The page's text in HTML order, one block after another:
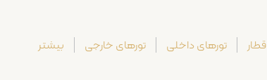
قطار تورهای داخلی تورهای خارجی بیشتر